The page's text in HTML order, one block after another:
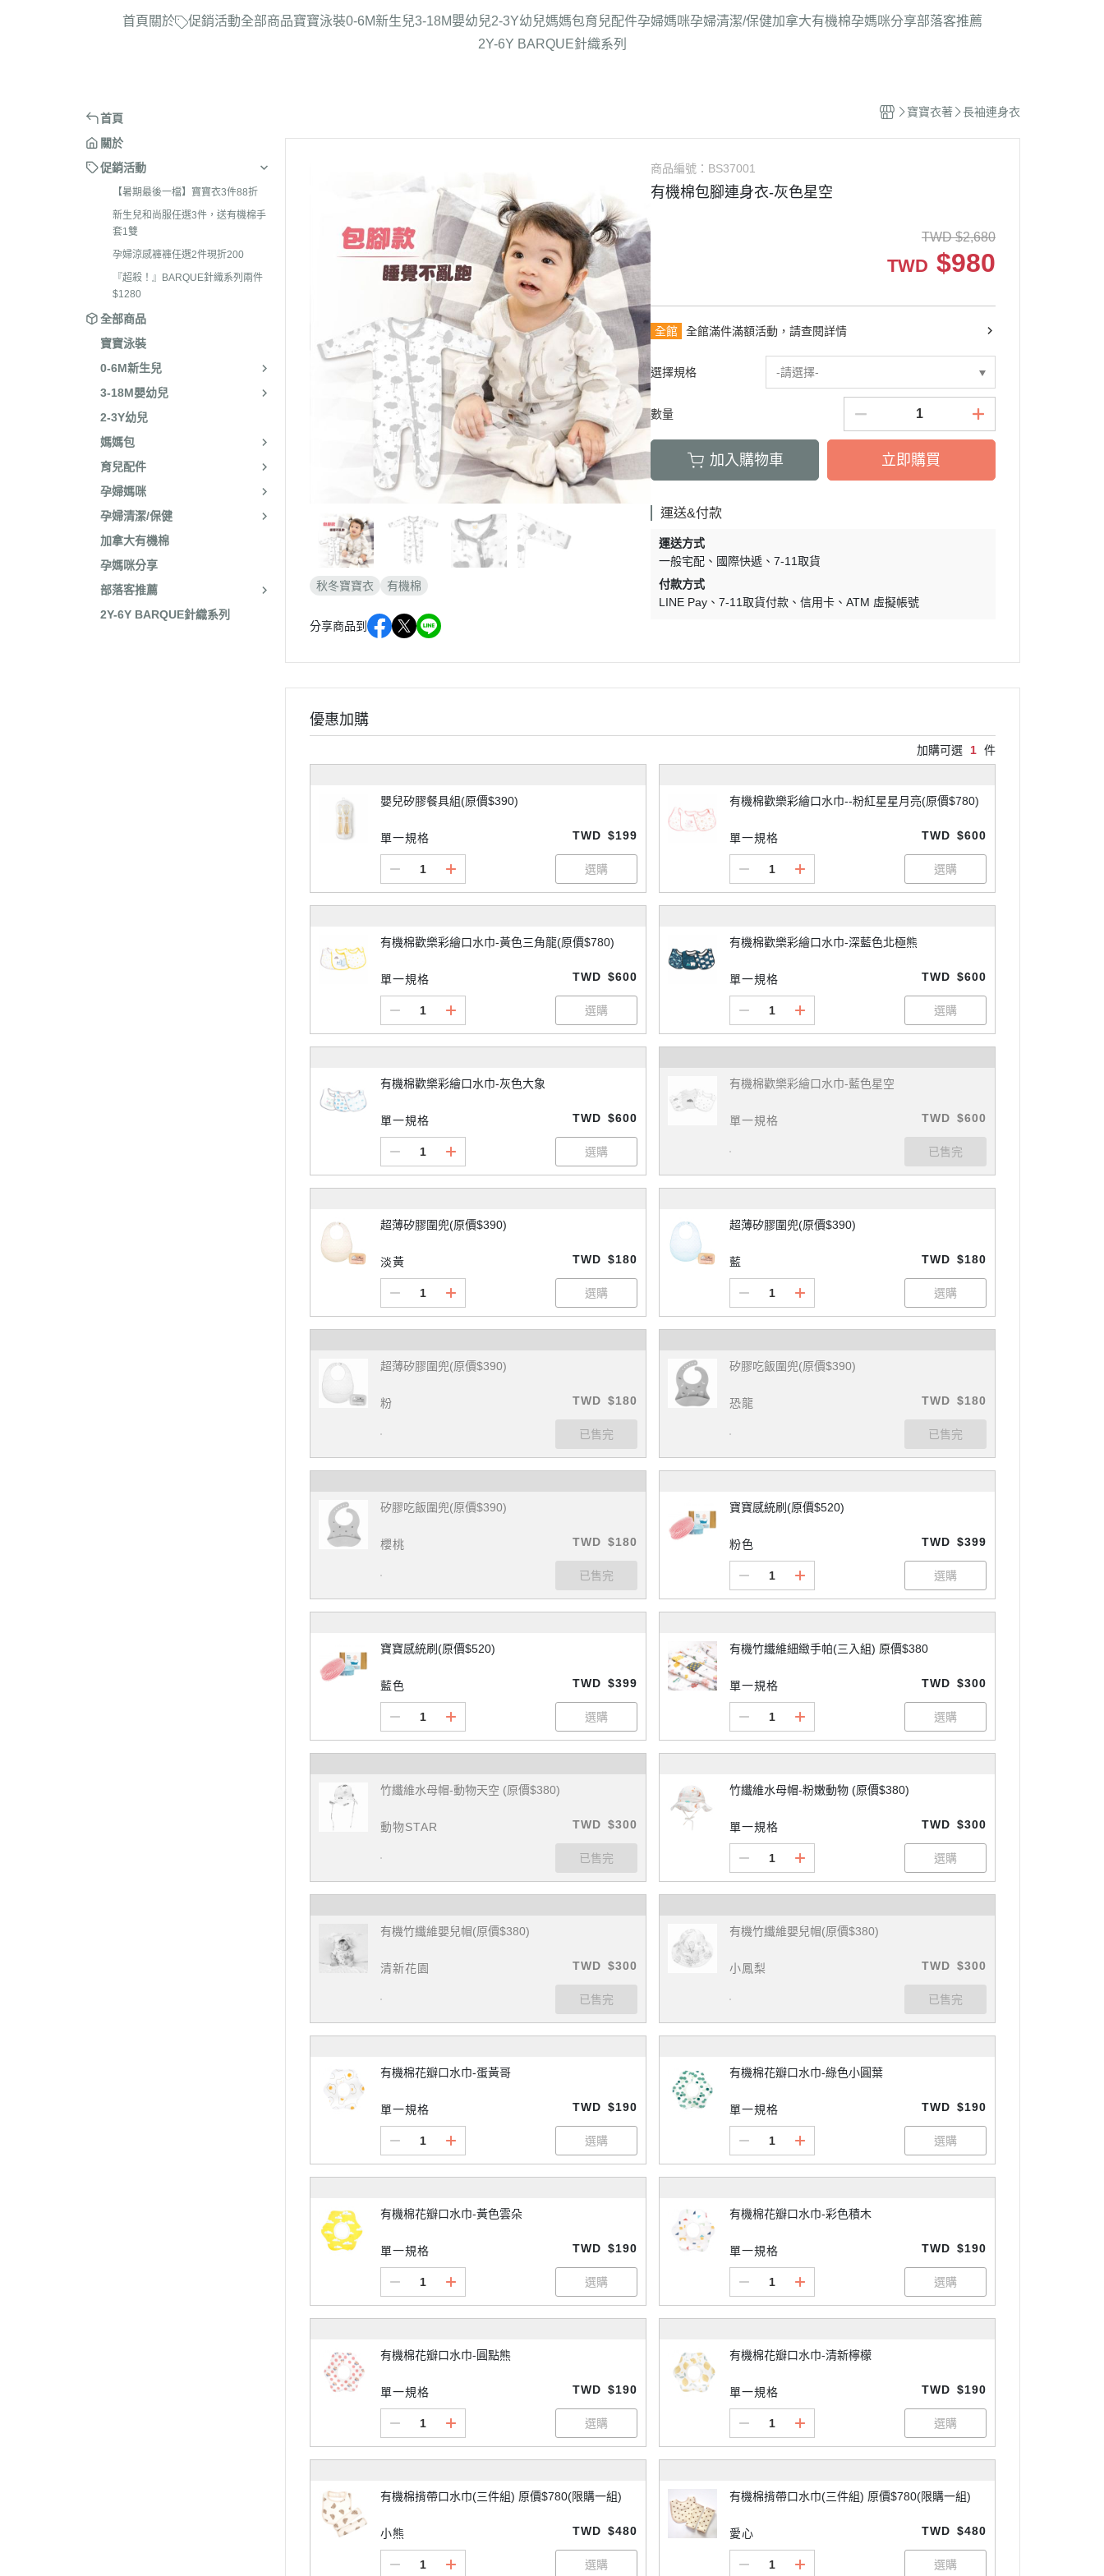
首頁 關於 促銷活動全部商品寶寶泳裝0-6M新生兒3-18M嬰幼兒2-3Y幼兒媽媽包育兒配件孕婦媽咪孕婦清潔/保健加拿大有機棉孕媽咪分享部落客推薦
2Y-6Y BARQUE針織系列
首頁
關於
促銷活動
【暑期最後一檔】寶寶衣3件88折
新生兒和尚服任選3件，送有機棉手
套1雙
孕婦涼感褲褲任選2件現折200
『超殺！』BARQUE針織系列兩件
$1280
全部商品
寶寶泳裝
0-6M新生兒
3-18M嬰幼兒
2-3Y幼兒
媽媽包
育兒配件
孕婦媽咪
孕婦清潔/保健
加拿大有機棉
孕媽咪分享
部落客推薦
2Y-6Y BARQUE針織系列
寶寶衣著 長袖連身衣
秋冬寶寶衣 有機棉
分享商品到
商品編號： BS37001
有機棉包腳連身衣-灰色星空
TWD $2,680
TWD $980
全館 全館滿件滿額活動，請查閱詳情
選擇規格 -請選擇-
數量
加入購物車 立即購買
運送&付款
運送方式
一般宅配
國際快遞
7-11取貨
付款方式
LINE Pay
7-11取貨付款 信用卡 ATM 虛擬帳號
優惠加購
加購可選 1 件
嬰兒矽膠餐具組(原價$390)
單一規格 TWD $199
有機棉歡樂彩繪口水巾--粉紅星星月亮(原價$780)
單一規格 TWD $600
有機棉歡樂彩繪口水巾-黃色三角龍(原價$780)
單一規格 TWD $600
有機棉歡樂彩繪口水巾-深藍色北極熊
單一規格 TWD $600
有機棉歡樂彩繪口水巾-灰色大象
單一規格 TWD $600
有機棉歡樂彩繪口水巾-藍色星空
單一規格 TWD $600
超薄矽膠圍兜(原價$390)
淡黃 TWD $180
超薄矽膠圍兜(原價$390)
藍 TWD $180
超薄矽膠圍兜(原價$390)
粉 TWD $180
矽膠吃飯圍兜(原價$390)
恐龍 TWD $180
矽膠吃飯圍兜(原價$390)
櫻桃 TWD $180
寶寶感統刷(原價$520)
粉色 TWD $399
寶寶感統刷(原價$520)
藍色 TWD $399
有機竹纖維細緻手帕(三入組) 原價$380
單一規格 TWD $300
竹纖維水母帽-動物天空 (原價$380)
動物STAR TWD $300
竹纖維水母帽-粉嫩動物 (原價$380)
單一規格 TWD $300
有機竹纖維嬰兒帽(原價$380)
清新花園 TWD $300
有機竹纖維嬰兒帽(原價$380)
小鳳梨 TWD $300
有機棉花瓣口水巾-蛋黃哥
單一規格 TWD $190
有機棉花瓣口水巾-綠色小圓葉
單一規格 TWD $190
有機棉花瓣口水巾-黃色雲朵
單一規格 TWD $190
有機棉花瓣口水巾-彩色積木
單一規格 TWD $190
有機棉花瓣口水巾-圓點熊
單一規格 TWD $190
有機棉花瓣口水巾-清新檸檬
單一規格 TWD $190
有機棉揹帶口水巾(三件組) 原價$780(限購一組)
小熊 TWD $480
有機棉揹帶口水巾(三件組) 原價$780(限購一組)
愛心 TWD $480